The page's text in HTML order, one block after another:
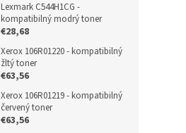
Lexmark C544H1CG -
kompatibilný modrý toner
€28,68
Xerox 106R01220 - kompatibilný
žltý toner
€63,56
Xerox 106R01219 - kompatibilný
červený toner
€63,56